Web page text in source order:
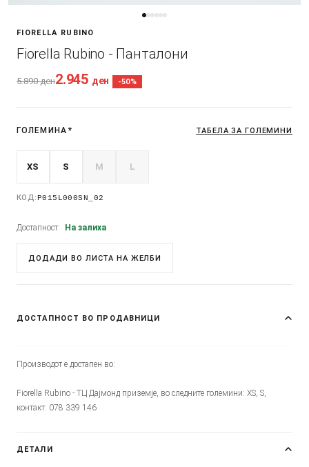
FIORELLA RUBINO
Fiorella Rubino - Панталони
5.890ден2.945 ден -50%
ГОЛЕМИНА * ТАБЕЛА ЗА ГОЛЕМИНИ
XS S M L
КОД: P015L000SN_02
Достапност: На залиха
ДОДАДИ ВО ЛИСТА НА ЖЕЛБИ
ДОСТАПНОСТ ВО ПРОДАВНИЦИ
Производот е достапен во:
Fiorella Rubino - ТЦ Дајмонд приземје, во следните големини: XS, S,
контакт: 078 339 146
ДЕТАЛИ